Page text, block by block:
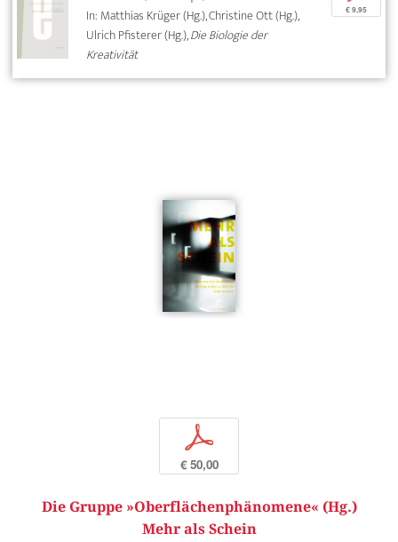
In: Matthias Krüger (Hg.), Christine Ott (Hg.),
Ulrich Pfisterer (Hg.),Die Biologie der
Kreativität
€ 9,95
p
€ 50,00
Die Gruppe »Oberflächenphänomene« (Hg.)
Mehr als Schein